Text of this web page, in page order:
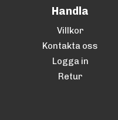
Handla
Villkor
Kontakta oss
Logga in
Retur